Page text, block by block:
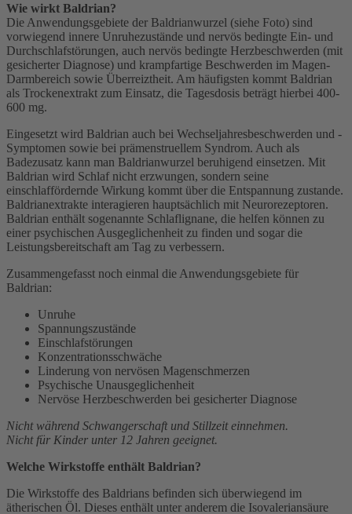
Wie wirkt Baldrian?
Die Anwendungsgebiete der Baldrianwurzel (siehe Foto) sind
vorwiegend innere Unruhezustände und nervös bedingte Ein- und
Durchschlafstörungen, auch nervös bedingte Herzbeschwerden (mit
gesicherter Diagnose) und krampfartige Beschwerden im Magen-
Darmbereich sowie Überreiztheit. Am häufigsten kommt Baldrian
als Trockenextrakt zum Einsatz, die Tagesdosis beträgt hierbei 400-
600 mg.
Eingesetzt wird Baldrian auch bei Wechseljahresbeschwerden und -
Symptomen sowie bei prämenstruellem Syndrom. Auch als
Badezusatz kann man Baldrianwurzel beruhigend einsetzen. Mit
Baldrian wird Schlaf nicht erzwungen, sondern seine
einschlaffördernde Wirkung kommt über die Entspannung zustande.
Baldrianextrakte interagieren hauptsächlich mit Neurorezeptoren.
Baldrian enthält sogenannte Schlaflignane, die helfen können zu
einer psychischen Ausgeglichenheit zu finden und sogar die
Leistungsbereitschaft am Tag zu verbessern.
Zusammengefasst noch einmal die Anwendungsgebiete für
Baldrian:
Unruhe
Spannungszustände
Einschlafstörungen
Konzentrationsschwäche
Linderung von nervösen Magenschmerzen
Psychische Unausgeglichenheit
Nervöse Herzbeschwerden bei gesicherter Diagnose
Nicht während Schwangerschaft und Stillzeit einnehmen.
Nicht für Kinder unter 12 Jahren geeignet.
Welche Wirkstoffe enthält Baldrian?
Die Wirkstoffe des Baldrians befinden sich überwiegend im
ätherischen Öl. Dieses enthält unter anderem die Isovaleriansäure